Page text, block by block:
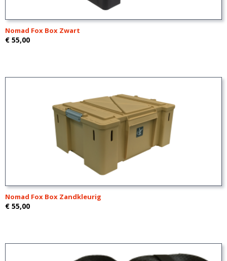
Nomad Fox Box Zwart
€ 55,00
Nomad Fox Box Zandkleurig
€ 55,00